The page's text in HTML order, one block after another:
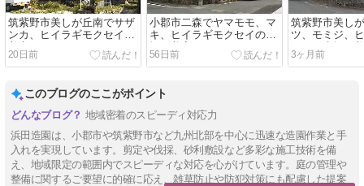
筑紫野市美しが丘南でサザ
ンカ、ヒイラギモクセイの
剪定をしました
20日前
小郡市二森でヤマモモ、マ
キ、ヒイラギモクセイの生
垣を剪定しました
56日前
筑紫野市美し
ツ、モミジ、
セイの生垣を
3ヶ月前
このブログのここがポイント
地域密着のスピーディ対応力
浜田造園は、小郡市や筑紫野市など九州北部を中心に迅速な造園作業と手
入れを実現しています。剪定や伐採、砂利敷設など多彩な施工技術を備
え、地域限定の範囲内でスピーディな対応を心がけています。庭の管理や
整備に関するご要望に的確に応え、雑草防止や防犯対策にも配慮した提案